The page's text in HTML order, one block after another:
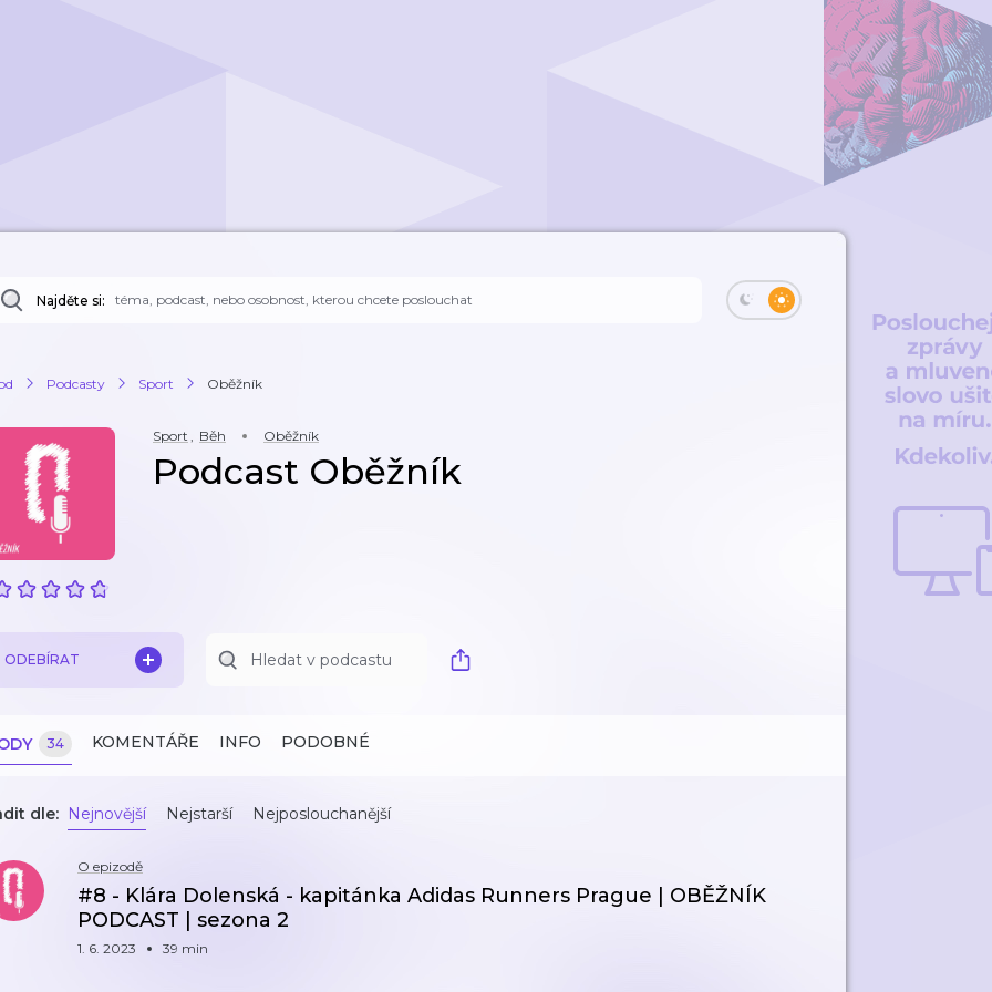
Najděte si:
Podcasty Sport Oběžník
Sport , Běh Oběžník
Podcast Oběžník
ODEBÍRAT
34 KOMENTÁŘE INFO PODOBNÉ
dle: Nejnovější Nejstarší Nejposlouchanější
O epizodě
#8 - Klára Dolenská - kapitánka Adidas Runners Prague | OBĚŽNÍK
PODCAST | sezona 2
1. 6. 2023 39 min